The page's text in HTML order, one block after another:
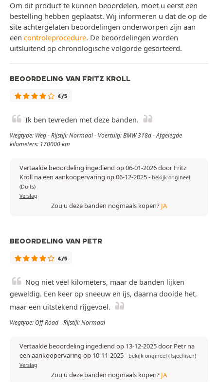
Om dit product te kunnen beoordelen, moet u eerst een
bestelling hebben geplaatst. Wij informeren u dat de op de
site achtergelaten beoordelingen onderworpen zijn aan
een controleprocedure. De beoordelingen worden
uitsluitend op chronologische volgorde gesorteerd.
BEOORDELING VAN FRITZ KROLL
4/5
Ik ben tevreden met deze banden.
Wegtype: Weg - Rijstijl: Normaal - Voertuig: BMW 318d - Afgelegde
kilometers: 170000 km
Vertaalde beoordeling ingediend op 06-01-2026 door Fritz
Kroll na een aankoopervaring op 06-12-2025- bekijk origineel
(Duits)
Verslag
Zou u deze banden nogmaals kopen? JA
BEOORDELING VAN PETR
4/5
Nog niet veel kilometers, maar de banden lijken
geweldig. Een keer op sneeuw en ijs, daarna dooide het,
maar een uitstekend rijgevoel.
Wegtype: Off Road - Rijstijl: Normaal
Vertaalde beoordeling ingediend op 13-12-2025 door Petr na
een aankoopervaring op 10-11-2025- bekijk origineel (Tsjechisch)
Verslag
Zou u deze banden nogmaals kopen? JA